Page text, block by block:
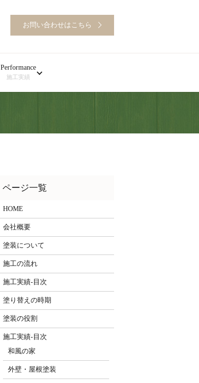
お問い合わせはこちら
Performance
施工実績
HOME
会社概要
塗装について
施工の流れ
施工実績-目次
塗り替えの時期
塗装の役割
施工実績-目次
和風の家
外壁・屋根塗装